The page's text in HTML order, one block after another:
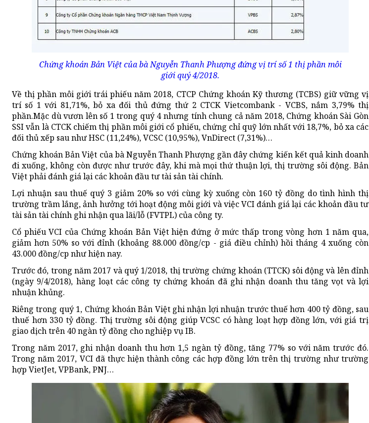
Chứng khoán Bản Việt của bà Nguyễn Thanh Phượng đứng vị trí số 1 thị phần môi
giới quý 4/2018.
Về thị phần môi giới trái phiếu năm 2018, CTCP Chứng khoán Kỹ thương (TCBS) giữ vững vị
trí số 1 với 81,71%, bỏ xa đối thủ đứng thứ 2 CTCK Vietcombank - VCBS, nắm 3,79% thị
phần.Mặc dù vươn lên số 1 trong quý 4 nhưng tính chung cả năm 2018, Chứng khoán Sài Gòn
SSI vẫn là CTCK chiếm thị phần môi giới cổ phiếu, chứng chỉ quỹ lớn nhất với 18,7%, bỏ xa các
đối thủ xếp sau như HSC (11,24%), VCSC (10,95%), VnDirect (7,31%)…
Chứng khoán Bản Việt của bà Nguyễn Thanh Phượng gần đây chứng kiến kết quả kinh doanh
đi xuống, không còn được như trước đây, khi mà mọi thứ thuận lợi, thị trường sôi động. Bản
Việt phải đánh giá lại các khoản đầu tư tài sản tài chính.
Lợi nhuận sau thuế quý 3 giảm 20% so với cùng kỳ xuống còn 160 tỷ đồng do tình hình thị
trường trầm lắng, ảnh hưởng tới hoạt động môi giới và việc VCI đánh giá lại các khoản đầu tư
tài sản tài chính ghi nhận qua lãi/lỗ (FVTPL) của công ty.
Cổ phiếu VCI của Chứng khoán Bản Việt hiện đứng ở mức thấp trong vòng hơn 1 năm qua,
giảm hơn 50% so với đỉnh (khoảng 88.000 đồng/cp - giá điều chỉnh) hồi tháng 4 xuống còn
43.000 đồng/cp như hiện nay.
Trước đó, trong năm 2017 và quý 1/2018, thị trường chứng khoán (TTCK) sôi động và lên đỉnh
(ngày 9/4/2018), hàng loạt các công ty chứng khoán đã ghi nhận doanh thu tăng vọt và lợi
nhuận khủng.
Riêng trong quý 1, Chứng khoán Bản Việt ghi nhận lợi nhuận trước thuế hơn 400 tỷ đồng, sau
thuế hơn 330 tỷ đồng. Thị trường sôi động giúp VCSC có hàng loạt hợp đồng lớn, với giá trị
giao dịch trên 40 ngàn tỷ đồng cho nghiệp vụ IB.
Trong năm 2017, ghi nhận doanh thu hơn 1,5 ngàn tỷ đồng, tăng 77% so với năm trước đó.
Trong năm 2017, VCI đã thực hiện thành công các hợp đồng lớn trên thị trường như trường
hợp VietJet, VPBank, PNJ…